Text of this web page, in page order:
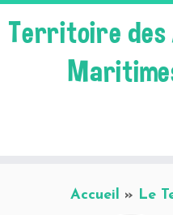
Territoire des
Accueil » Le